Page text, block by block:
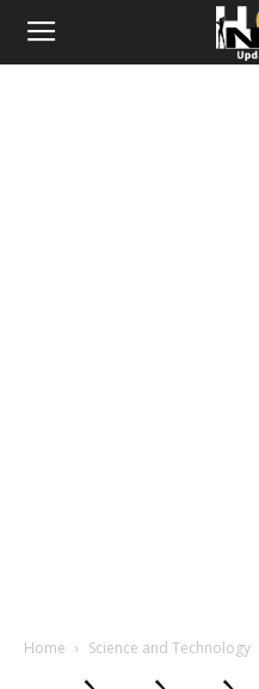
Home Science and Technology